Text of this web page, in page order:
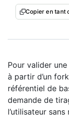
Copier en tant
Pour valider
à partir d’un
référentiel de
demande de
l’utilisateur